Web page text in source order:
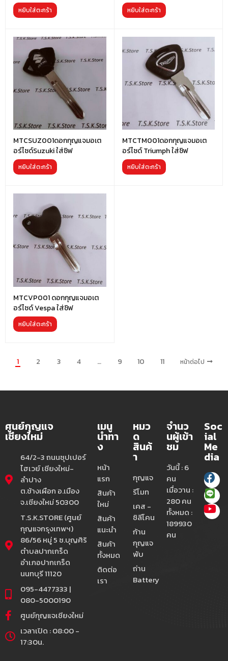
หยิบใส่ตะกร้า หยิบใส่ตะกร้า
MTCSUZ001ดอกกุญแจมอเต
อร์ไซด์Suzuki ใส่ชิฟ
หยิบใส่ตะกร้า
MTCTM001ดอกกุญแจมอเต
อร์ไซด์ Triumph ใส่ชิฟ
หยิบใส่ตะกร้า
MTCVP001 ดอกกุญแจมอเต
อร์ไซด์ Vespa ใส่ชิฟ
หยิบใส่ตะกร้า
1 2 3 4 … 9 10 11 หน้าต่อไป
ศูนย์กุญแจ
เชียงใหม่
64/2-3 ถนนซุปเปอร์
ไฮเวย์ เชียงใหม่-
ลำปาง
ต.ช้างเผือก อ.เมือง
จ.เชียงใหม่ 50300
T.S.K.STORE (ศูนย์
กุญแจกรุงเทพฯ)
86/56 หมู่ 5 ซ.บุญศิริ
ตำบลปากเกร็ด
อำเภอปากเกร็ด
นนทบุรี 11120
095-4477333 |
080-5000190
ศูนย์กุญแจเชียงใหม่
เวลาเปิด : 08:00 -
17:30น.
เมนู
นำทา
ง
หน้า
แรก
สินค้า
ใหม่
สินค้า
แนะนำ
สินค้า
ทั้งหมด
ติดต่อ
เรา
หมว
ด
สินค้
า
กุญแจ
รีโมท
เคส -
ซิลีโคน
ก้าน
กุญแจ
พับ
ถ่าน
Battery
จำนว
นผู้เข้า
ชม
วันนี้ : 6
คน
เมื่อวาน :
280 คน
ทั้งหมด :
189930
คน
Soc
ial
Me
dia